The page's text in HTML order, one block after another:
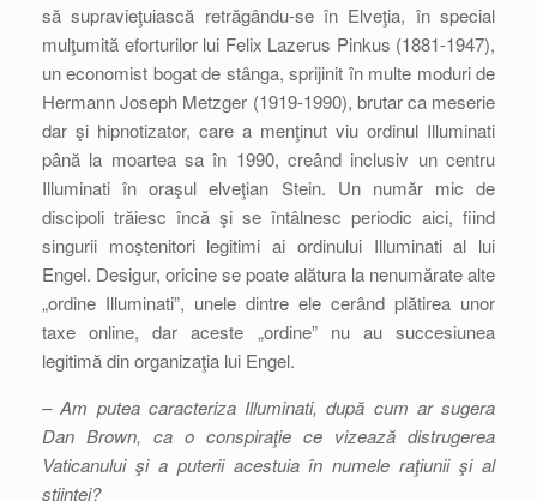
să supravieţuiască retrăgându-se în Elveţia, în special
mulţumită eforturilor lui Felix Lazerus Pinkus (1881-1947),
un economist bogat de stânga, sprijinit în multe moduri de
Hermann Joseph Metzger (1919-1990), brutar ca meserie
dar şi hipnotizator, care a menţinut viu ordinul Illuminati
până la moartea sa în 1990, creând inclusiv un centru
Illuminati în oraşul elveţian Stein. Un număr mic de
discipoli trăiesc încă şi se întâlnesc periodic aici, fiind
singurii moştenitori legitimi ai ordinului Illuminati al lui
Engel. Desigur, oricine se poate alătura la nenumărate alte
„ordine Illuminati”, unele dintre ele cerând plătirea unor
taxe online, dar aceste „ordine” nu au succesiunea
legitimă din organizaţia lui Engel.
– Am putea caracteriza Illuminati, după cum ar sugera
Dan Brown, ca o conspiraţie ce vizează distrugerea
Vaticanului şi a puterii acestuia în numele raţiunii şi al
ştiinţei?